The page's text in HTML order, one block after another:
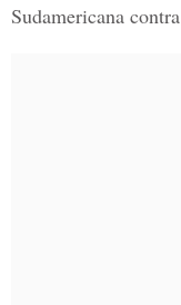
Sudamericana contra